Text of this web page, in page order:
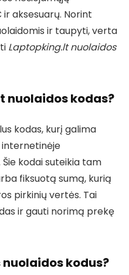
aksesuarų. Norint
ir taupyti, verta
Laptopking.lt nuolaidos
nuolaidos kodas?
kodas, kurį galima
Šie kodai suteikia tam
fiksuotą sumą, kurią
pirkinių vertės. Tai
ir gauti norimą prekę
kodus?